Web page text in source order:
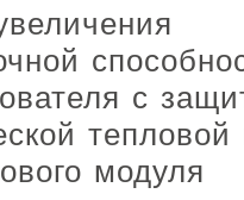
с
тепловой
модуля